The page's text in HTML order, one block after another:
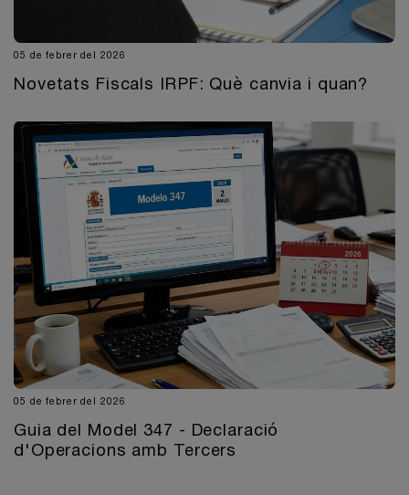
05 de febrer del 2026
Novetats Fiscals IRPF: Què canvia i quan?
05 de febrer del 2026
Guia del Model 347 - Declaració
d'Operacions amb Tercers